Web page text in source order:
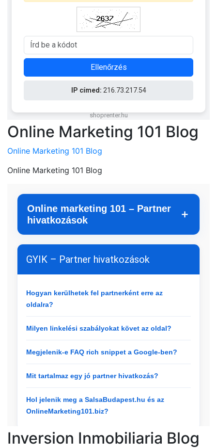
Online Marketing 101 Blog
Online Marketing 101 Blog
Online Marketing 101 Blog
Inversion Inmobiliaria Blog